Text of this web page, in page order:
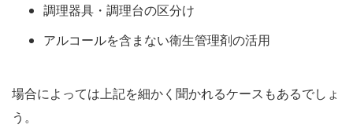
調理器具・調理台の区分け
アルコールを含まない衛生管理剤の活用
場合によっては上記を細かく聞かれるケースもあるでしょ
う。